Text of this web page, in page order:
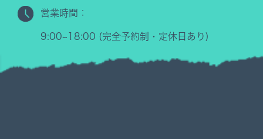
営業時間：
9:00~18:00 (完全予約制・定休日あり)